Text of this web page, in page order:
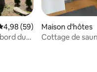
moyenne sur la
4,98 (59)
du
Maison d'hôtes
Cottage de